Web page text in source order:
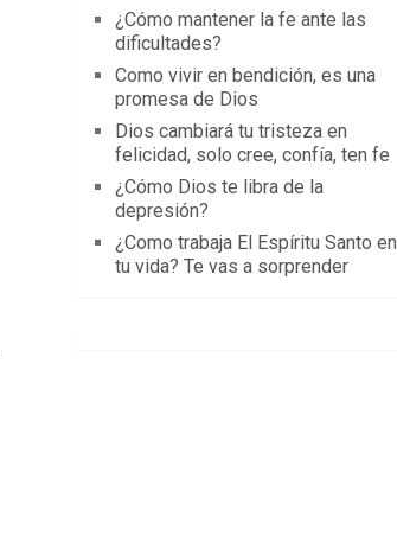
¿Cómo mantener la fe ante las
dificultades?
Como vivir en bendición, es una
promesa de Dios
Dios cambiará tu tristeza en
felicidad, solo cree, confía, ten fe
¿Cómo Dios te libra de la
depresión?
¿Como trabaja El Espíritu Santo en
tu vida? Te vas a sorprender